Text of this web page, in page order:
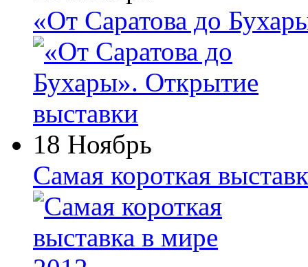
«От Саратова до
18 Ноябрь
Самая короткая